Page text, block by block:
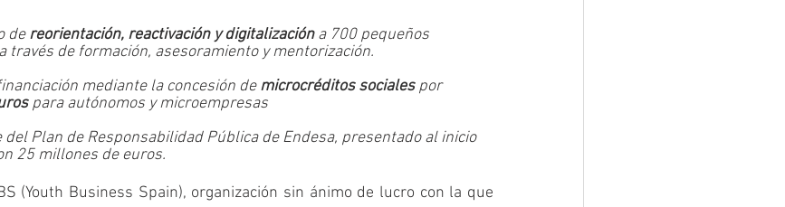
de reorientación, reactivación y digitalización a 700 pequeños
través de formación, asesoramiento y mentorización.
mediante la concesión de microcréditos sociales por
para autónomos y microempresas
Plan de Responsabilidad Pública de Endesa, presentado al inicio
25 millones de euros.
(Youth Business Spain), organización sin ánimo de lucro con la que